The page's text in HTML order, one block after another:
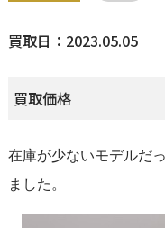
買取日：2023.05.05
買取価格
在庫が少ないモデルだ
ました。